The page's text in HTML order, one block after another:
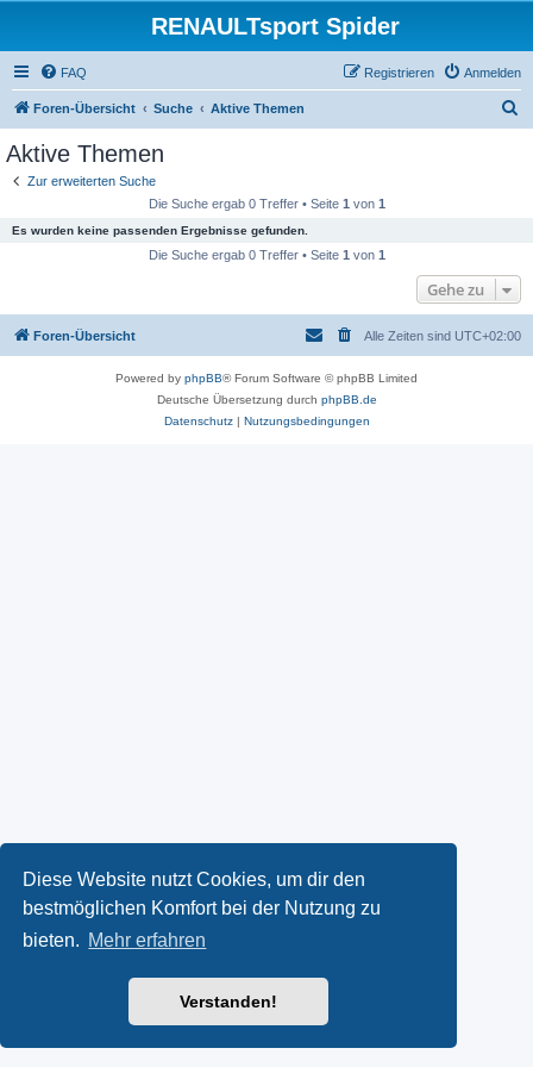
Diese Website nutzt Cookies, um dir den
bestmöglichen Komfort bei der Nutzung zu
bieten. Mehr erfahren
Verstanden!
RENAULTsport Spider
FAQ Anmelden
Registrieren
Foren-Übersicht Suche Aktive Themen
Aktive Themen
Zur erweiterten Suche
Die Suche ergab 0 Treffer • Seite 1 von 1
Es wurden keine passenden Ergebnisse gefunden.
Die Suche ergab 0 Treffer • Seite 1 von 1
Gehe zu
Foren-Übersicht Alle Zeiten sind UTC+02:00
Powered by phpBB® Forum Software © phpBB Limited
Deutsche Übersetzung durch phpBB.de
Datenschutz| Nutzungsbedingungen